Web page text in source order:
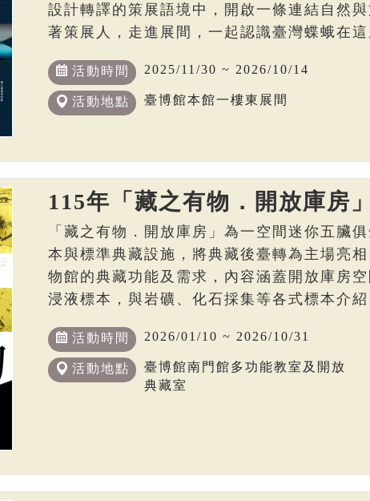
設計轉譯的策展語境中，開啟一條連結自然
著策展人，走進展間，一起認識臺灣蝶蛾在這
活動時間 2025/11/30 ~ 2026/10/14
活動地點 臺博館本館一樓東展間
115年「藏之有物．開放庫房
「藏之有物．開放庫房」為一空間迷你五臟
本與標準典藏設施，將典藏後臺轉為主場亮
物館的典藏功能及需求，內容涵蓋開放庫房
浸液標本，與岩礦、化石採集等各式標本介紹
活動時間 2026/01/10 ~ 2026/10/31
活動地點
臺博館南門館多功能教室及開放
典藏室